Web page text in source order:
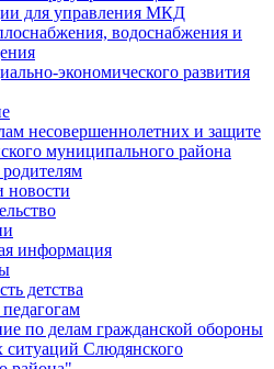
для управления МКД
водоснабжения и
экономического развития
несовершеннолетних и защите
муниципального района
новости
информация
детства
по делам гражданской обороны
ситуаций Слюдянского